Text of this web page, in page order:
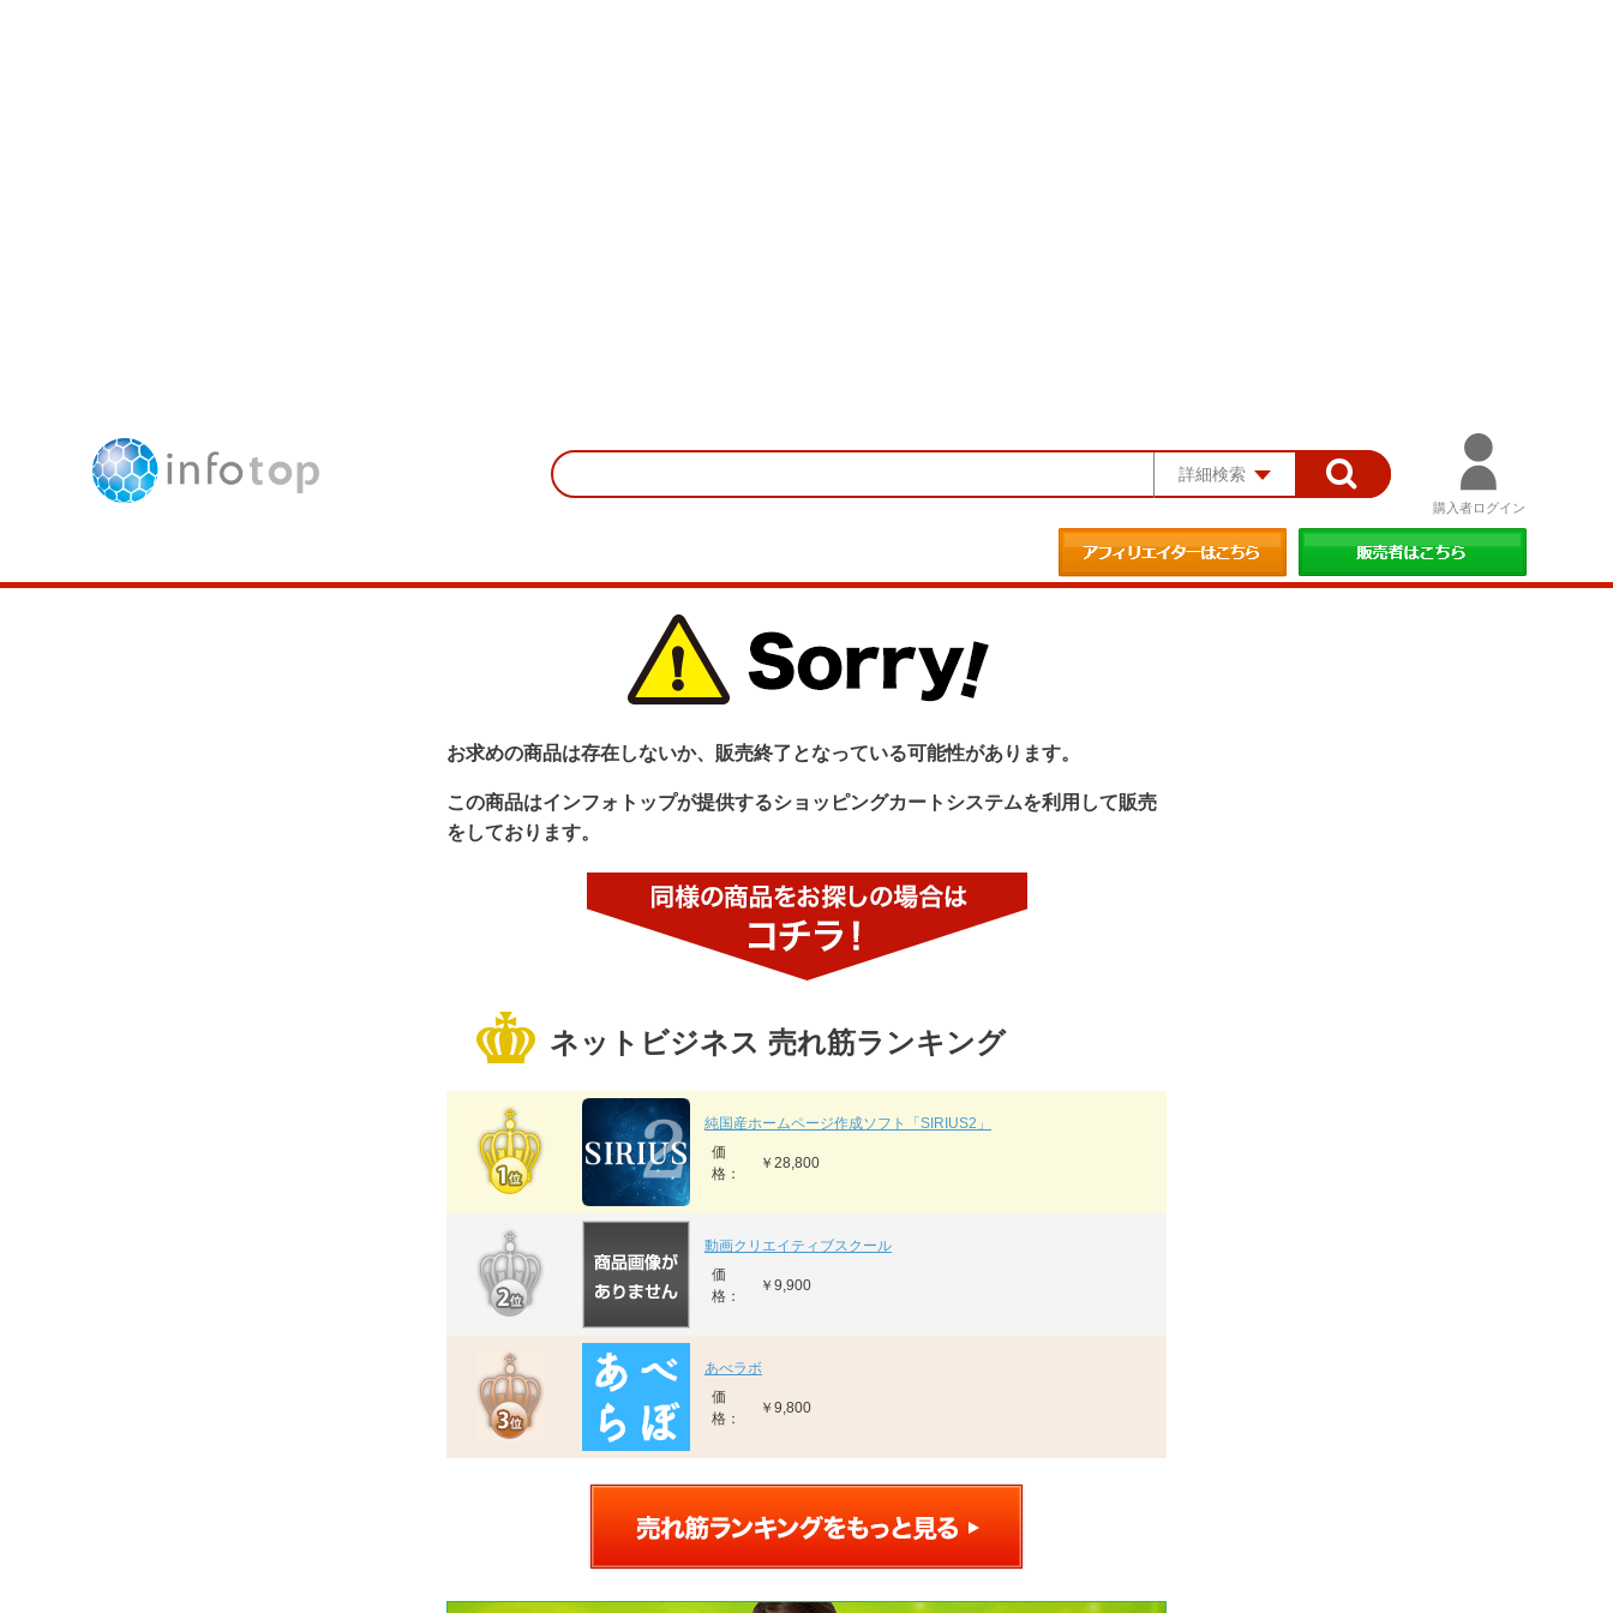
詳細検索
購入者ログイン
お求めの商品は存在しないか、販売終了となっている可能性があります。
この商品はインフォトップが提供するショッピングカートシステムを利用して販売
をしております。
ネットビジネス 売れ筋ランキング
純国産ホームページ作成ソフト「SIRIUS2」
価
格：
￥28,800
動画クリエイティブスクール
価
格：
￥9,900
あべラボ
価
格：
￥9,800